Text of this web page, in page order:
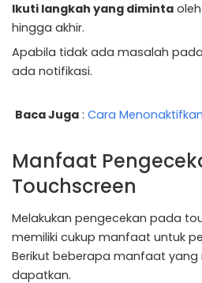
Ikuti langkah yang diminta
hingga akhir.
Apabila tidak ada masalah
ada notifikasi.
Baca Juga : Cara
Manfaat
Touchscreen
Melakukan pengecekan pada
memiliki cukup manfaat untuk
Berikut beberapa manfaat yang
dapatkan.